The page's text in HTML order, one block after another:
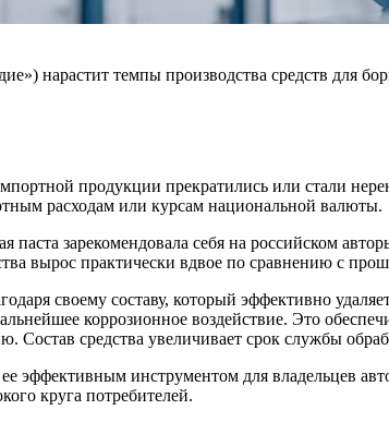
нарастит темпы производства средств для
продукции прекратились или стали
расходам или курсам национальной валюты.
паста зарекомендовала себя на российском
вырос практически вдвое по сравнению с
своему составу, который эффективно
коррозионное воздействие. Это
Состав средства увеличивает срок службы
эффективным инструментом для владельцев
круга потребителей.